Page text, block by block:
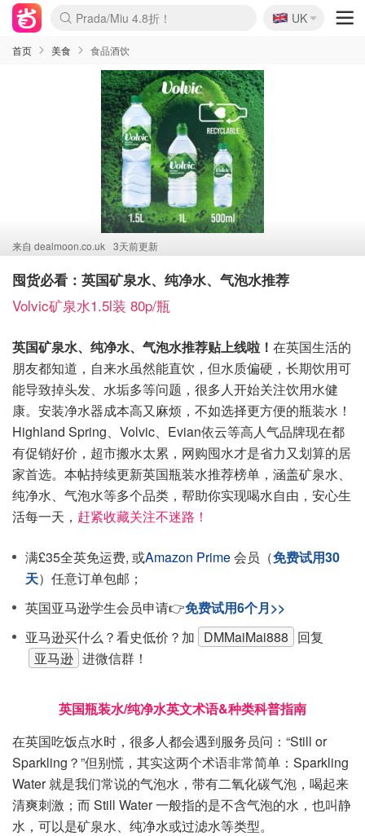
麦卢卡蜂蜜夏促！个位数！
Prada/Miu 4.8折！
啥？必胜客披萨5折！
🇬🇧
UK
首页 美食 食品酒饮
来自 dealmoon.co.uk 3天前更新
囤货必看：英国矿泉水、纯净水、气泡水推荐
Volvic矿泉水1.5l装 80p/瓶
英国矿泉水、纯净水、气泡水推荐贴上线啦！ 在英国生活的
朋友都知道，自来水虽然能直饮，但水质偏硬，长期饮用可
能导致掉头发、水垢多等问题，很多人开始关注饮用水健
康。安装净水器成本高又麻烦，不如选择更方便的瓶装水！
Highland Spring、Volvic、Evian依云等高人气品牌现在都
有促销好价，超市搬水太累，网购囤水才是省力又划算的居
家首选。本帖持续更新英国瓶装水推荐榜单，涵盖矿泉水、
纯净水、气泡水等多个品类，帮助你实现喝水自由，安心生
活每一天， 赶紧收藏关注不迷路！
满£35全英免运费, 或Amazon Prime会员（免费试用30
天）任意订单包邮；
英国亚马逊学生会员申请👉免费试用6个月>>
亚马逊买什么？看史低价？加 DMMaiMai888 回复
亚马逊 进微信群！
英国瓶装水/纯净水英文术语&种类科普指南
在英国吃饭点水时，很多人都会遇到服务员问：“Still or
Sparkling？”但别慌，其实这两个术语非常简单：Sparkling
Water 就是我们常说的气泡水，带有二氧化碳气泡，喝起来
清爽刺激；而 Still Water 一般指的是不含气泡的水，也叫静
水，可以是矿泉水、纯净水或过滤水等类型。